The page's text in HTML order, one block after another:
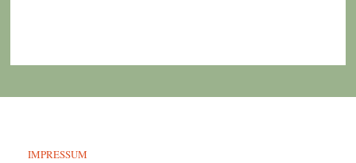
IMPRESSUM